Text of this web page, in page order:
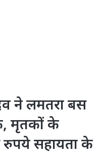
ने लमतरा बस
मृतकों के
रुपये सहायता के